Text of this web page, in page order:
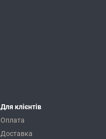
Для клієнтів
Оплата
Доставка